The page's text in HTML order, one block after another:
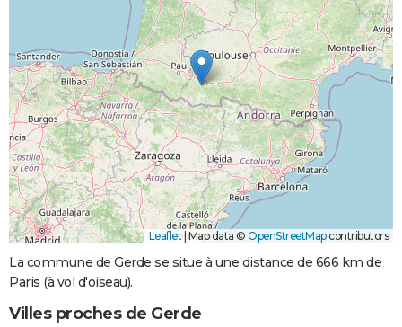
Leaflet |Map data © OpenStreetMapcontributors
La commune de Gerde se situe à une distance de 666 km de
Paris (à vol d'oiseau).
Villes proches de Gerde